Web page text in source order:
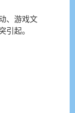
、游戏文
引起。